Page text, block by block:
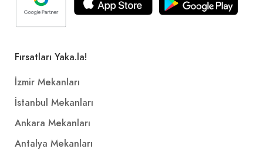
Fırsatları Yaka.la!
İzmir Mekanları
İstanbul Mekanları
Ankara Mekanları
Antalya Mekanları